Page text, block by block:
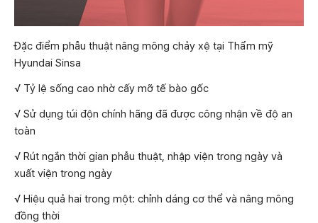
Đặc điểm phẫu thuật nâng mông chảy xệ tại Thẩm mỹ
Hyundai Sinsa
√ Tỷ lệ sống cao nhờ cấy mỡ tế bào gốc
√ Sử dụng túi độn chính hãng đã được công nhận về độ an
toàn
√ Rút ngắn thời gian phẫu thuật, nhập viện trong ngày và
xuất viện trong ngày
√ Hiệu quả hai trong một: chỉnh dáng cơ thể và nâng mông
đồng thời